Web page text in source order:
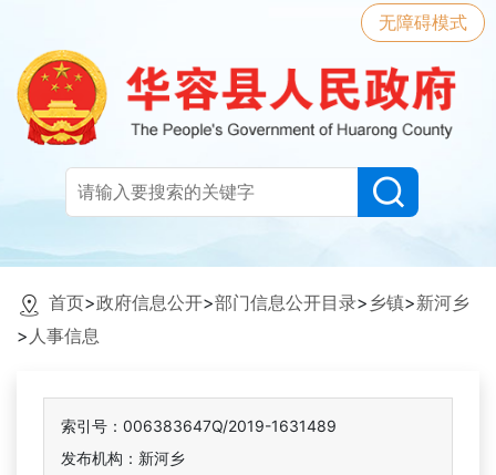
无障碍模式
首页>政府信息公开>部门信息公开目录> 乡镇>新河乡
> 人事信息
索引号：006383647Q/2019-1631489
发布机构：新河乡